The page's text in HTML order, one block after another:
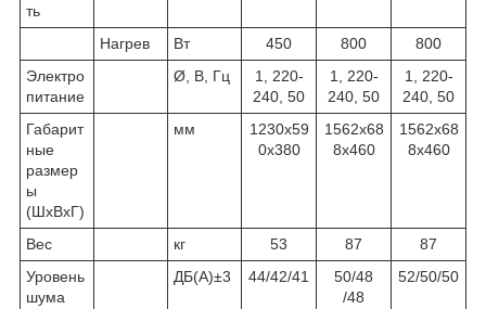
ть
Нагрев Вт 450 800
800
Электро
питание
Ø, В, Гц
1, 220-
240, 50
1, 220-
240, 50
1, 220-
240, 50
Габарит
ные
размер
ы
(ШхВхГ)
мм
1230x59
0x380
1562x68
8x460
1562x68
8x460
Вес кг 53 87
87
Уровень
шума
ДБ(А)±3 44/42/41
50/48
/48
52/50/50